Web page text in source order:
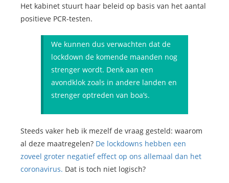
Het kabinet stuurt haar beleid op basis van het aantal
positieve PCR-testen.
We kunnen dus verwachten dat de
lockdown de komende maanden nog
strenger wordt. Denk aan een
avondklok zoals in andere landen en
strenger optreden van boa’s.
Steeds vaker heb ik mezelf de vraag gesteld: waarom
al deze maatregelen? De lockdowns hebben een
zoveel groter negatief effect op ons allemaal dan het
coronavirus. Dat is toch niet logisch?